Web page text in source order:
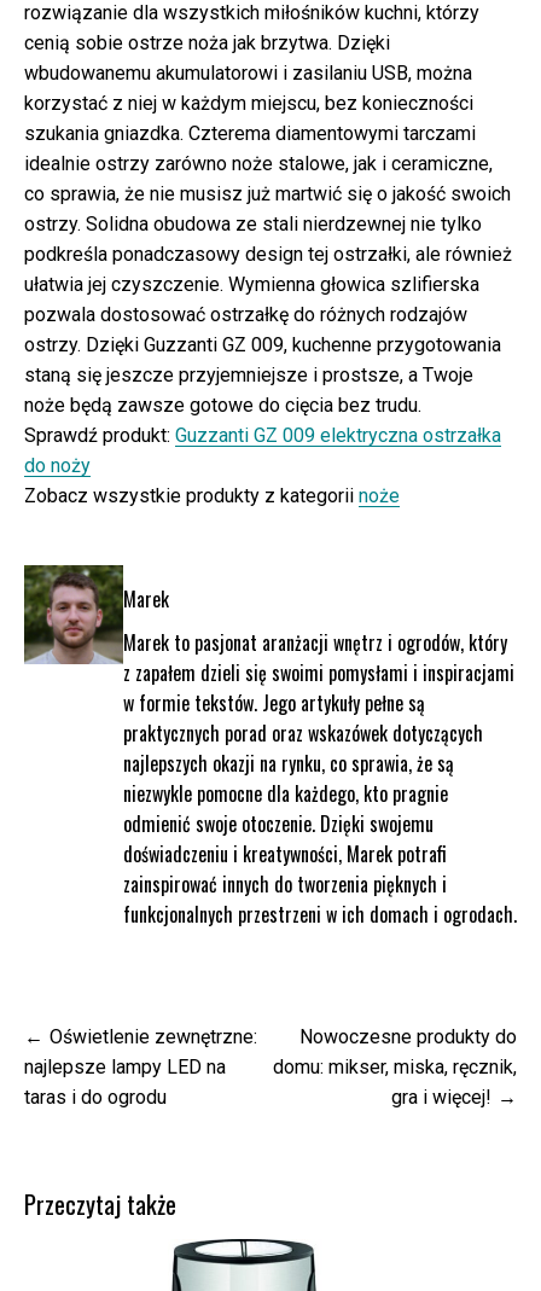
rozwiązanie dla wszystkich miłośników kuchni, którzy
cenią sobie ostrze noża jak brzytwa. Dzięki
wbudowanemu akumulatorowi i zasilaniu USB, można
korzystać z niej w każdym miejscu, bez konieczności
szukania gniazdka. Czterema diamentowymi tarczami
idealnie ostrzy zarówno noże stalowe, jak i ceramiczne,
co sprawia, że nie musisz już martwić się o jakość swoich
ostrzy. Solidna obudowa ze stali nierdzewnej nie tylko
podkreśla ponadczasowy design tej ostrzałki, ale również
ułatwia jej czyszczenie. Wymienna głowica szlifierska
pozwala dostosować ostrzałkę do różnych rodzajów
ostrzy. Dzięki Guzzanti GZ 009, kuchenne przygotowania
staną się jeszcze przyjemniejsze i prostsze, a Twoje
noże będą zawsze gotowe do cięcia bez trudu.
Sprawdź produkt: Guzzanti GZ 009 elektryczna ostrzałka
do noży
Zobacz wszystkie produkty z kategorii noże
Marek
Marek to pasjonat aranżacji wnętrz i ogrodów, który
z zapałem dzieli się swoimi pomysłami i inspiracjami
w formie tekstów. Jego artykuły pełne są
praktycznych porad oraz wskazówek dotyczących
najlepszych okazji na rynku, co sprawia, że są
niezwykle pomocne dla każdego, kto pragnie
odmienić swoje otoczenie. Dzięki swojemu
doświadczeniu i kreatywności, Marek potrafi
zainspirować innych do tworzenia pięknych i
funkcjonalnych przestrzeni w ich domach i ogrodach.
Nawigacja
wpisu
Oświetlenie zewnętrzne:
najlepsze lampy LED na
taras i do ogrodu
Nowoczesne produkty do
domu: mikser, miska, ręcznik,
gra i więcej!
Przeczytaj także